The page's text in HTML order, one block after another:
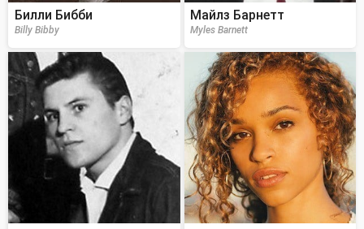
Билли Бибби
Billy Bibby
Майлз Барнетт
Myles Barnett